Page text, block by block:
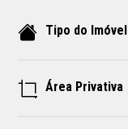
Tipo do Imóvel
Área Privativa